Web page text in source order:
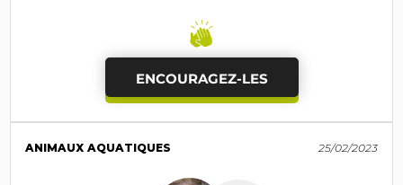
ENCOURAGEZ-LES
ANIMAUX AQUATIQUES 25/02/2023